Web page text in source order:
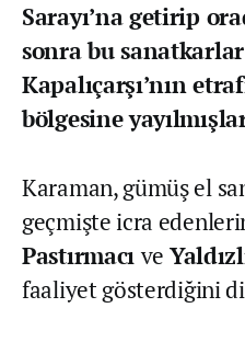
Sarayı’na getirip
sonra bu
Kapalıçarşı’nın
bölgesine
Karaman, gümüş el
geçmişte icra
Pastırmacıve
faaliyet gösterdiğini